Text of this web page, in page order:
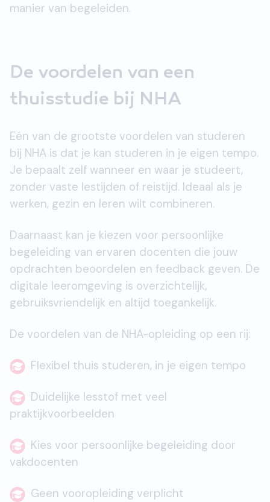
manier van begeleiden.
De voordelen van een
thuisstudie bij NHA
Eén van de grootste voordelen van studeren
bij NHA is dat je kan studeren in je eigen tempo.
Je bepaalt zelf wanneer en waar je studeert,
zonder vaste lestijden of reistijd. Ideaal als je
werken, gezin en leren wilt combineren.
Daarnaast kan je kiezen voor persoonlijke
begeleiding van ervaren docenten die jouw
opdrachten beoordelen en feedback geven. De
digitale leeromgeving is overzichtelijk,
gebruiksvriendelijk en altijd toegankelijk.
De voordelen van de NHA-opleiding op een rij:
Flexibel thuis studeren, in je eigen tempo
Duidelijke lesstof met veel
praktijkvoorbeelden
Kies voor persoonlijke begeleiding door
vakdocenten
Geen vooropleiding verplicht